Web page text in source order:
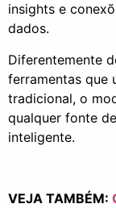
insights e
dados.
Diferentemente
ferramentas que
tradicional, o
qualquer fonte
inteligente.
VEJA TAMBÉM: